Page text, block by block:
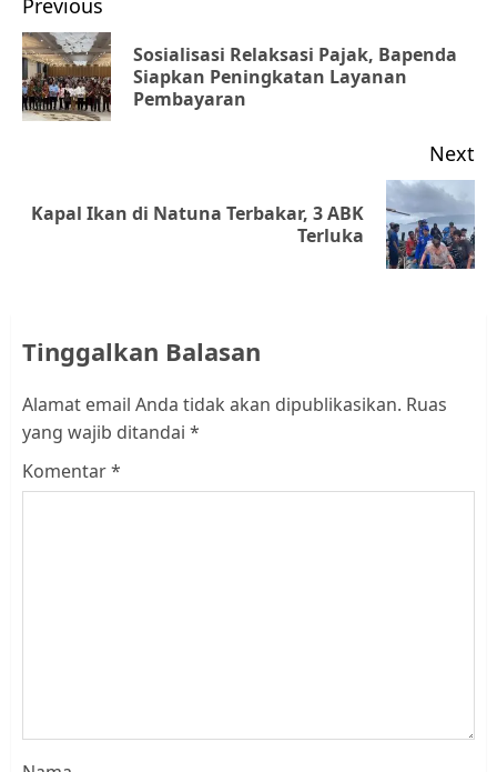
navigation
Previous
Sosialisasi Relaksasi Pajak, Bapenda
Siapkan Peningkatan Layanan
Pembayaran
Next
Next
Kapal Ikan di Natuna Terbakar, 3 ABK
Terluka
Tinggalkan Balasan
Alamat email Anda tidak akan dipublikasikan. Ruas
yang wajib ditandai *
Komentar*